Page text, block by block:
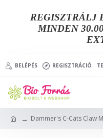
REGISZTRÁLJ
MINDEN
BELÉPÉS REGISZTRÁCIÓ
Dammer's C-Cats Claw